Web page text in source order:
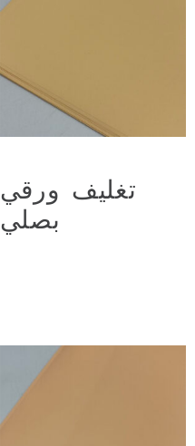
تغليف ورقي
بصلي
د.ع